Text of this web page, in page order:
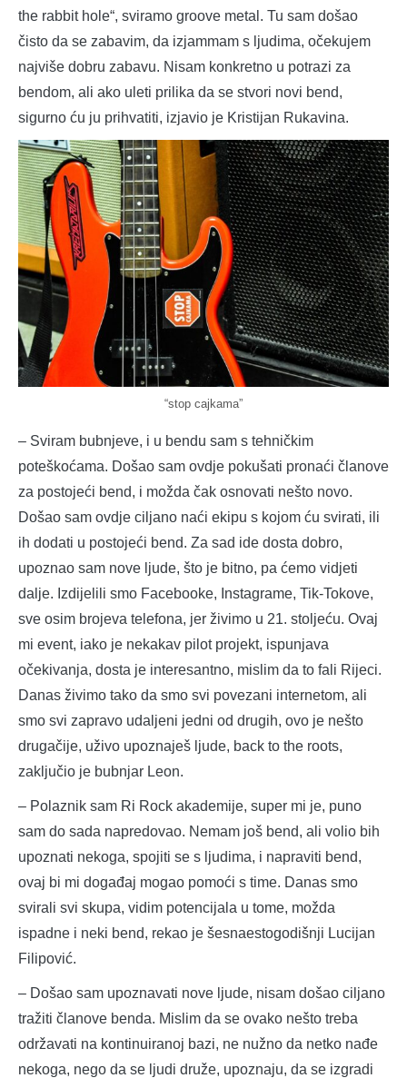
the rabbit hole“, sviramo groove metal. Tu sam došao
čisto da se zabavim, da izjammam s ljudima, očekujem
najviše dobru zabavu. Nisam konkretno u potrazi za
bendom, ali ako uleti prilika da se stvori novi bend,
sigurno ću ju prihvatiti, izjavio je Kristijan Rukavina.
“stop cajkama”
– Sviram bubnjeve, i u bendu sam s tehničkim
poteškoćama. Došao sam ovdje pokušati pronaći članove
za postojeći bend, i možda čak osnovati nešto novo.
Došao sam ovdje ciljano naći ekipu s kojom ću svirati, ili
ih dodati u postojeći bend. Za sad ide dosta dobro,
upoznao sam nove ljude, što je bitno, pa ćemo vidjeti
dalje. Izdijelili smo Facebooke, Instagrame, Tik-Tokove,
sve osim brojeva telefona, jer živimo u 21. stoljeću. Ovaj
mi event, iako je nekakav pilot projekt, ispunjava
očekivanja, dosta je interesantno, mislim da to fali Rijeci.
Danas živimo tako da smo svi povezani internetom, ali
smo svi zapravo udaljeni jedni od drugih, ovo je nešto
drugačije, uživo upoznaješ ljude, back to the roots,
zaključio je bubnjar Leon.
– Polaznik sam Ri Rock akademije, super mi je, puno
sam do sada napredovao. Nemam još bend, ali volio bih
upoznati nekoga, spojiti se s ljudima, i napraviti bend,
ovaj bi mi događaj mogao pomoći s time. Danas smo
svirali svi skupa, vidim potencijala u tome, možda
ispadne i neki bend, rekao je šesnaestogodišnji Lucijan
Filipović.
– Došao sam upoznavati nove ljude, nisam došao ciljano
tražiti članove benda. Mislim da se ovako nešto treba
održavati na kontinuiranoj bazi, ne nužno da netko nađe
nekoga, nego da se ljudi druže, upoznaju, da se izgradi